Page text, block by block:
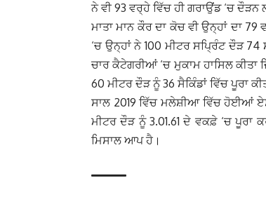
ਨੇ ਵੀ 93 ਵਰ੍ਹੇ ਵਿੱਚ ਹੀ ਗਰਾਉਂਡ ‘ਚ
ਮਾਤਾ ਮਾਨ ਕੌਰ ਦਾ ਕੋਚ ਵੀ ਉਨ੍ਹਾਂ ਦਾ
‘ਚ ਉਨ੍ਹਾਂ ਨੇ 100 ਮੀਟਰ ਸਪ੍ਰਿੰਟ ਦੌੜ 74
ਚਾਰ ਕੈਟੇਗਰੀਆਂ ‘ਚ ਮੁਕਾਮ ਹਾਸਿਲ
60 ਮੀਟਰ ਦੌੜ ਨੂੰ 36 ਸੈਕਿੰਡਾਂ ਵਿੱਚ ਪੂਰਾ
ਸਾਲ 2019 ਵਿੱਚ ਮਲੇਸ਼ੀਆ ਵਿੱਚ ਹੋਈਆਂ
ਮੀਟਰ ਦੌੜ ਨੂੰ 3.01.61 ਦੇ ਵਕਫ਼ੇ ‘ਚ ਪੂਰਾ
ਮਿਸਾਲ ਆਪ ਹੈ।